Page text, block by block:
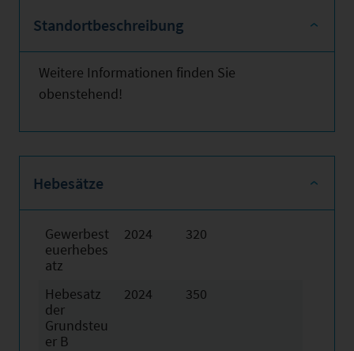
Standortbeschreibung
Weitere Informationen finden Sie
obenstehend!
Hebesätze
Gewerbest
euerhebes
atz
2024 320
Hebesatz
der
Grundsteu
er B
2024 350